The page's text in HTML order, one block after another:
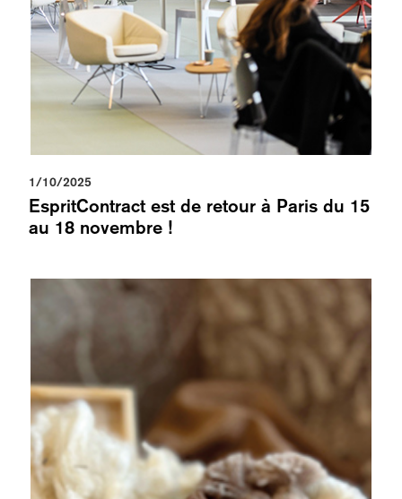
1/10/2025
EspritContract est de retour à Paris du 15
au 18 novembre !